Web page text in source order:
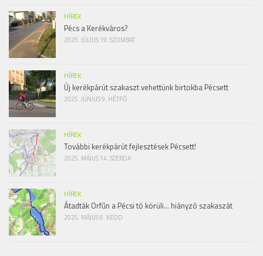
HÍREK
Pécs a Kerékváros?
2025. JÚLIUS 19. SZOMBAT
HÍREK
Új kerékpárút szakaszt vehettünk birtokba Pécsett
2025. JÚNIUS 9. HÉTFŐ
HÍREK
További kerékpárút fejlesztések Pécsett!
2025. MÁJUS 14. SZERDA
HÍREK
Átadták Orfűn a Pécsi tó körüli… hiányzó szakaszát
2025. MÁJUS 6. KEDD